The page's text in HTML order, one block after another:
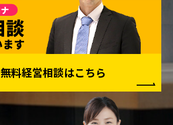
無料経営相談はこちら